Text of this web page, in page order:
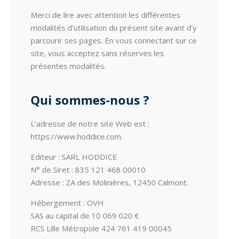
Merci de lire avec attention les différentes
modalités d’utilisation du présent site avant d’y
parcourir ses pages. En vous connectant sur ce
site, vous acceptez sans réserves les
présentes modalités.
Qui sommes-nous ?
L’adresse de notre site Web est :
https://www.hoddice.com.
Editeur : SARL HODDICE
N° de Siret : 835 121 468 00010
Adresse : ZA des Molinières, 12450 Calmont.
Hébergement : OVH
SAS au capital de 10 069 020 €
RCS Lille Métropole 424 761 419 00045